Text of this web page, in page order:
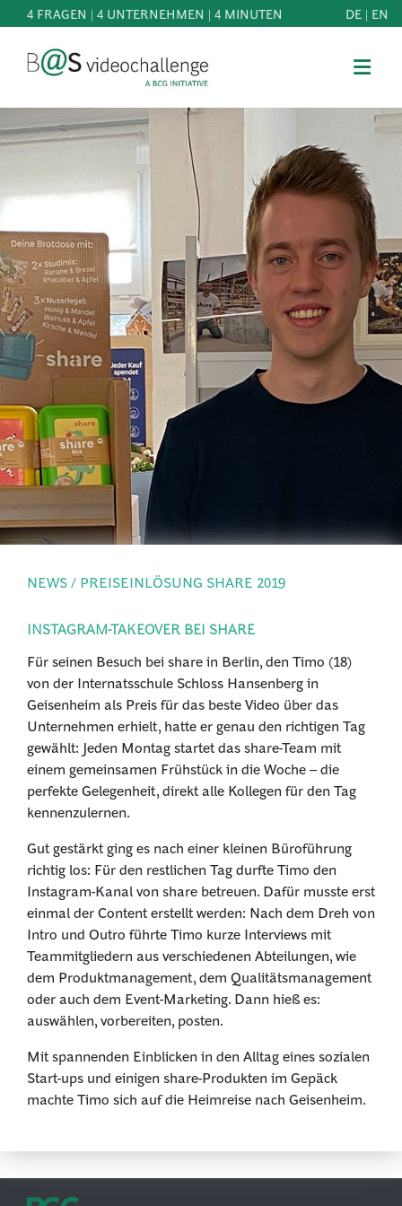
4 FRAGEN | 4 UNTERNEHMEN | 4 MINUTEN DE | EN
MITMACHEN
WISSEN
&
DOWNLOADS
FAQ
SCHIRMHERRSCHAFT
NEWS
PRESSE
ANMELDEN
NEWS / PREISEINLÖSUNG SHARE 2019
INSTAGRAM-TAKEOVER BEI SHARE
Für seinen Besuch bei share in Berlin, den Timo (18)
von der Internatsschule Schloss Hansenberg in
Geisenheim als Preis für das beste Video über das
Unternehmen erhielt, hatte er genau den richtigen Tag
gewählt: Jeden Montag startet das share-Team mit
einem gemeinsamen Frühstück in die Woche – die
perfekte Gelegenheit, direkt alle Kollegen für den Tag
kennenzulernen.
Gut gestärkt ging es nach einer kleinen Büroführung
richtig los: Für den restlichen Tag durfte Timo den
Instagram-Kanal von share betreuen. Dafür musste erst
einmal der Content erstellt werden: Nach dem Dreh von
Intro und Outro führte Timo kurze Interviews mit
Teammitgliedern aus verschiedenen Abteilungen, wie
dem Produktmanagement, dem Qualitätsmanagement
oder auch dem Event-Marketing. Dann hieß es:
auswählen, vorbereiten, posten.
Mit spannenden Einblicken in den Alltag eines sozialen
Start-ups und einigen share-Produkten im Gepäck
machte Timo sich auf die Heimreise nach Geisenheim.
b@Svideochallenge - A BCG INITIATIVE
Registriere dich als Teilnehmer*in
Geburtsdatum*
E-Mail-Adresse*
E-Mail-Adresse*
Jetzt registrieren